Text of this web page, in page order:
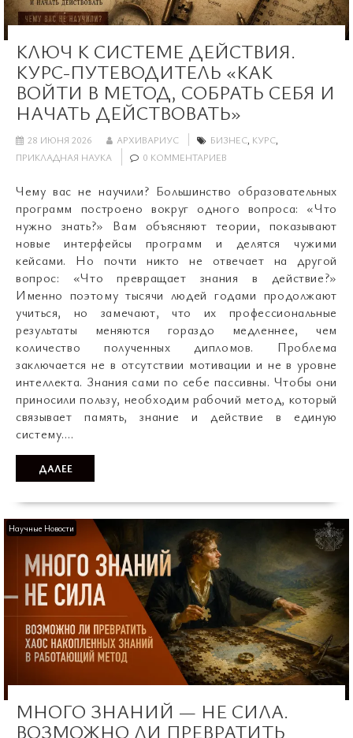
КЛЮЧ К СИСТЕМЕ ДЕЙСТВИЯ.
КУРС-ПУТЕВОДИТЕЛЬ «КАК
ВОЙТИ В МЕТОД, СОБРАТЬ СЕБЯ И
НАЧАТЬ ДЕЙСТВОВАТЬ»
28 ИЮНЯ 2026 АРХИВАРИУС БИЗНЕС, КУРС,
ПРИКЛАДНАЯ НАУКА
0 КОММЕНТАРИЕВ
Чему вас не научили? Большинство образовательных
программ построено вокруг одного вопроса: «Что
нужно знать?» Вам объясняют теории, показывают
новые интерфейсы программ и делятся чужими
кейсами. Но почти никто не отвечает на другой
вопрос: «Что превращает знания в действие?»
Именно поэтому тысячи людей годами продолжают
учиться, но замечают, что их профессиональные
результаты меняются гораздо медленнее, чем
количество полученных дипломов. Проблема
заключается не в отсутствии мотивации и не в уровне
интеллекта. Знания сами по себе пассивны. Чтобы они
приносили пользу, необходим рабочий метод, который
связывает память, знание и действие в единую
систему.…
ДАЛЕЕ
Научные Новости
МНОГО ЗНАНИЙ — НЕ СИЛА.
ВОЗМОЖНО ЛИ ПРЕВРАТИТЬ